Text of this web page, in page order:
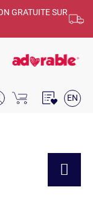
GRATUITE SUR
EN